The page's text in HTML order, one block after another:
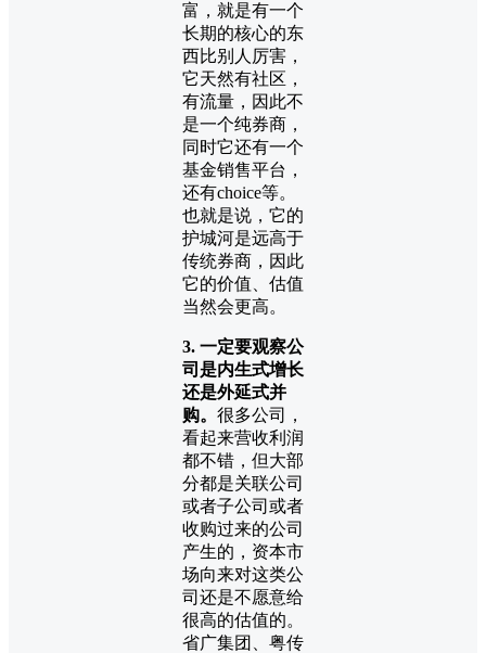
富，就是有一个
长期的核心的东
西比别人厉害，
它天然有社区，
有流量，因此不
是一个纯券商，
同时它还有一个
基金销售平台，
还有choice等。
也就是说，它的
护城河是远高于
传统券商，因此
它的价值、估值
当然会更高。
3. 一定要观察公
司是内生式增长
还是外延式并
购。 很多公司，
看起来营收利润
都不错，但大部
分都是关联公司
或者子公司或者
收购过来的公司
产生的，资本市
场向来对这类公
司还是不愿意给
很高的估值的。
省广集团、粤传